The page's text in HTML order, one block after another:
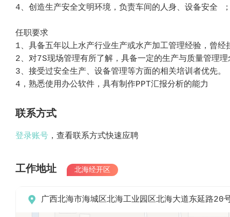
4、创造生产安全文明环境，负责车间的人身、设备安全
任职要求
1、具备五年以上水产行业生产或水产加工管理经验，曾
2、对7S现场管理有所了解，具备一定的生产与质量管理
3、接受过安全生产、设备管理等方面的相关培训者优先。
4，熟悉使用办公软件，具有制作PPT汇报分析的能力
联系方式
登录账号 ，查看联系方式快速应聘
工作地址 北海经开区
 广西北海市海城区北海工业园区北海大道东延路20